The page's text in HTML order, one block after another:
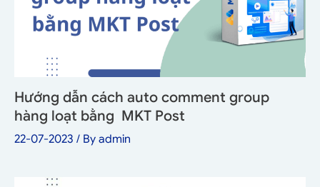
Hướng dẫn cách auto comment group
hàng loạt bằng MKT Post
22-07-2023 / By admin